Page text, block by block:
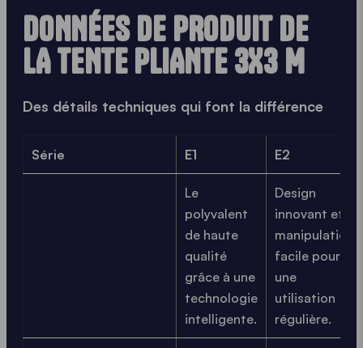
DONNÉES DE PRODUIT DE
LA TENTE PLIANTE 3X3 M
Des détails techniques qui font la différence
Série E1 E2
Le
polyvalent
de haute
qualité
grâce à une
technologie
intelligente.
Design
innovant et
manipulation
facile pour
une
utilisation
régulière.